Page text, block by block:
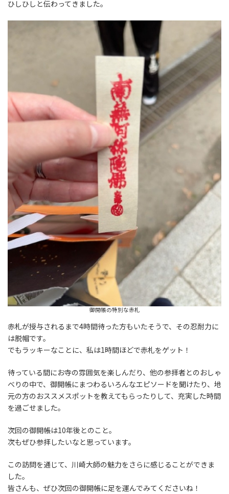
ひしひしと伝わってきました。
御開帳の特別な赤札
赤札が授与されるまで4時間待った方もいたそうで、その忍耐力に
は脱帽です。
でもラッキーなことに、私は1時間ほどで赤札をゲット！
待っている間にお寺の雰囲気を楽しんだり、他の参拝者とのおしゃ
べりの中で、御開帳にまつわるいろんなエピソードを聞けたり、地
元の方のおススメスポットを教えてもらったりして、充実した時間
を過ごせました。
次回の御開帳は10年後とのこと。
次もぜひ参拝したいなと思っています。
この訪問を通じて、川崎大師の魅力をさらに感じることができま
した。
皆さんも、ぜひ次回の御開帳に足を運んでみてくださいね！